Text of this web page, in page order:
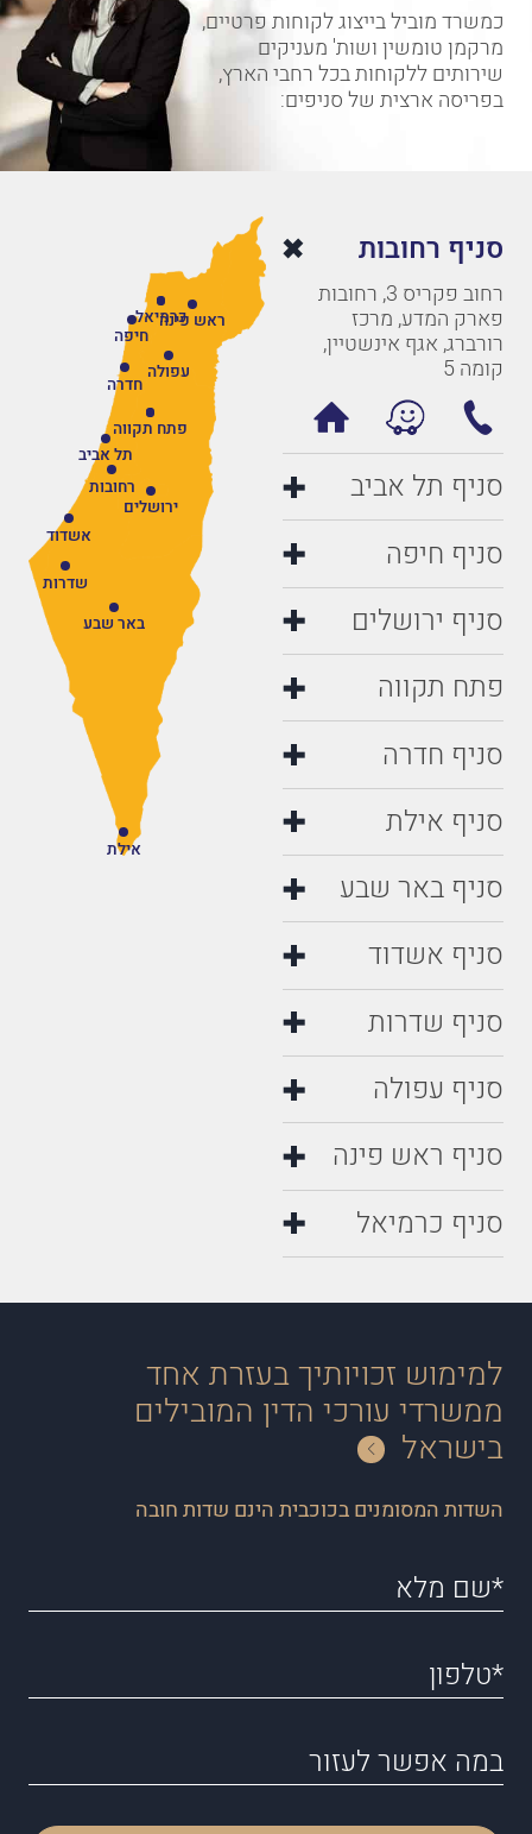
כמשרד מוביל בייצוג לקוחות פרטיים,
מרקמן טומשין ושות' מעניקים
שירותים ללקוחות בכל רחבי הארץ,
בפריסה ארצית של סניפים:
סניף רחובות
רחוב פקריס 3, רחובות
פארק המדע, מרכז
רורברג, אגף אינשטיין,
קומה 5
סניף תל אביב
סניף חיפה
סניף ירושלים
פתח תקווה
סניף חדרה
סניף אילת
סניף באר שבע
סניף אשדוד
סניף שדרות
סניף עפולה
סניף ראש פינה
סניף כרמיאל
רחובות
תל אביב
חיפה
ירושלים
פתח תקווה
חדרה
אילת
באר שבע
אשדוד
שדרות
עפולה
ראש פינהכרמיאל
למימוש זכויותיך בעזרת אחד
ממשרדי עורכי הדין המובילים
בישראל
השדות המסומנים בכוכבית הינם שדות חובה